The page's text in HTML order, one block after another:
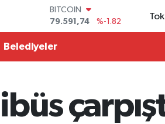
BITCOIN
79.591,74
%-1.82
DOLAR
45,43620
G.ALTIN
6862,09000
%0.19
Belediyeler